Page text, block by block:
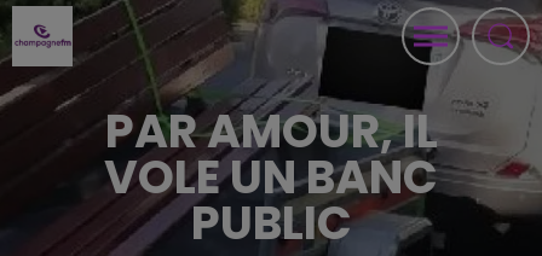
PAR AMOUR, IL
VOLE UN BANC
PUBLIC